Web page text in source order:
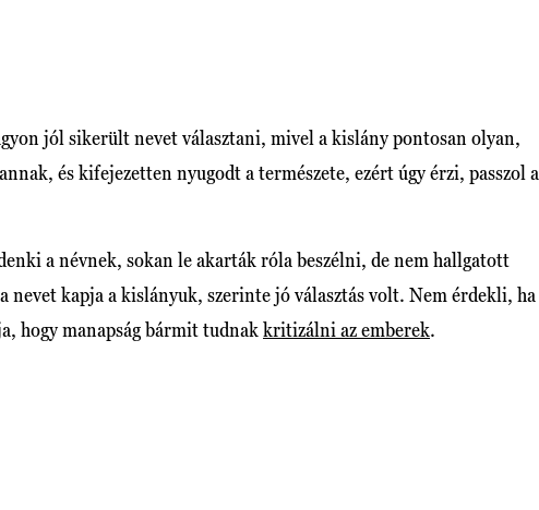
jól sikerült nevet választani, mivel a kislány pontosan olyan,
és kifejezetten nyugodt a természete, ezért úgy érzi, passzol a
a névnek, sokan le akarták róla beszélni, de nem hallgatott
nevet kapja a kislányuk, szerinte jó választás volt. Nem érdekli, ha
hogy manapság bármit tudnakkritizálni az emberek.